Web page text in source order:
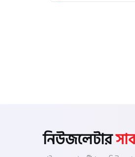
নিউজলেটার